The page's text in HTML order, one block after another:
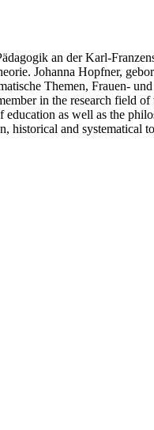
an der Karl-
Johanna Hopfner,
Themen, Frauen-
in the research field
as well as the
and